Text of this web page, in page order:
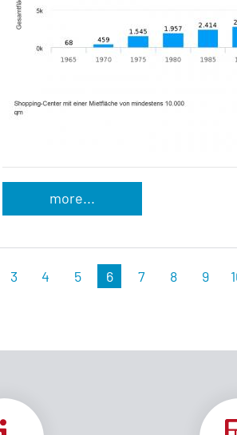
more...
3 4 5 6 7 8 9